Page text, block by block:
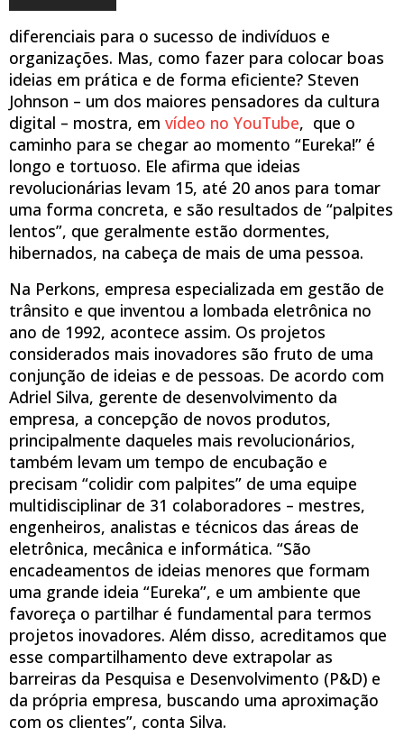
diferenciais para o sucesso de indivíduos e
organizações. Mas, como fazer para colocar boas
ideias em prática e de forma eficiente? Steven
Johnson – um dos maiores pensadores da cultura
digital – mostra, em vídeo no YouTube, que o
caminho para se chegar ao momento “Eureka!” é
longo e tortuoso. Ele afirma que ideias
revolucionárias levam 15, até 20 anos para tomar
uma forma concreta, e são resultados de “palpites
lentos”, que geralmente estão dormentes,
hibernados, na cabeça de mais de uma pessoa.
Na Perkons, empresa especializada em gestão de
trânsito e que inventou a lombada eletrônica no
ano de 1992, acontece assim. Os projetos
considerados mais inovadores são fruto de uma
conjunção de ideias e de pessoas. De acordo com
Adriel Silva, gerente de desenvolvimento da
empresa, a concepção de novos produtos,
principalmente daqueles mais revolucionários,
também levam um tempo de encubação e
precisam “colidir com palpites” de uma equipe
multidisciplinar de 31 colaboradores – mestres,
engenheiros, analistas e técnicos das áreas de
eletrônica, mecânica e informática. “São
encadeamentos de ideias menores que formam
uma grande ideia “Eureka”, e um ambiente que
favoreça o partilhar é fundamental para termos
projetos inovadores. Além disso, acreditamos que
esse compartilhamento deve extrapolar as
barreiras da Pesquisa e Desenvolvimento (P&D) e
da própria empresa, buscando uma aproximação
com os clientes”, conta Silva.